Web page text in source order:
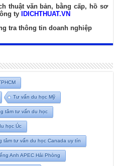
thuật văn bản, bằng cấp, hồ sơ
ty
IDICHTHUAT.VN
tra thông tin doanh nghiệp
Tư vấn du học Mỹ
tâm tư vấn du học
học Úc
tâm tư vấn du học Canada uy tín
Anh APEC Hải Phòng